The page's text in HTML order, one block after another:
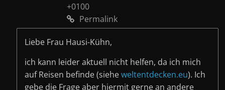
+0100
Permalink
Liebe Frau Hausi-Kühn,
ich kann leider aktuell nicht helfen, da ich mich
auf Reisen befinde (sieheweltentdecken.eu). Ich
gebe die Frage aber hiermit gerne an andere